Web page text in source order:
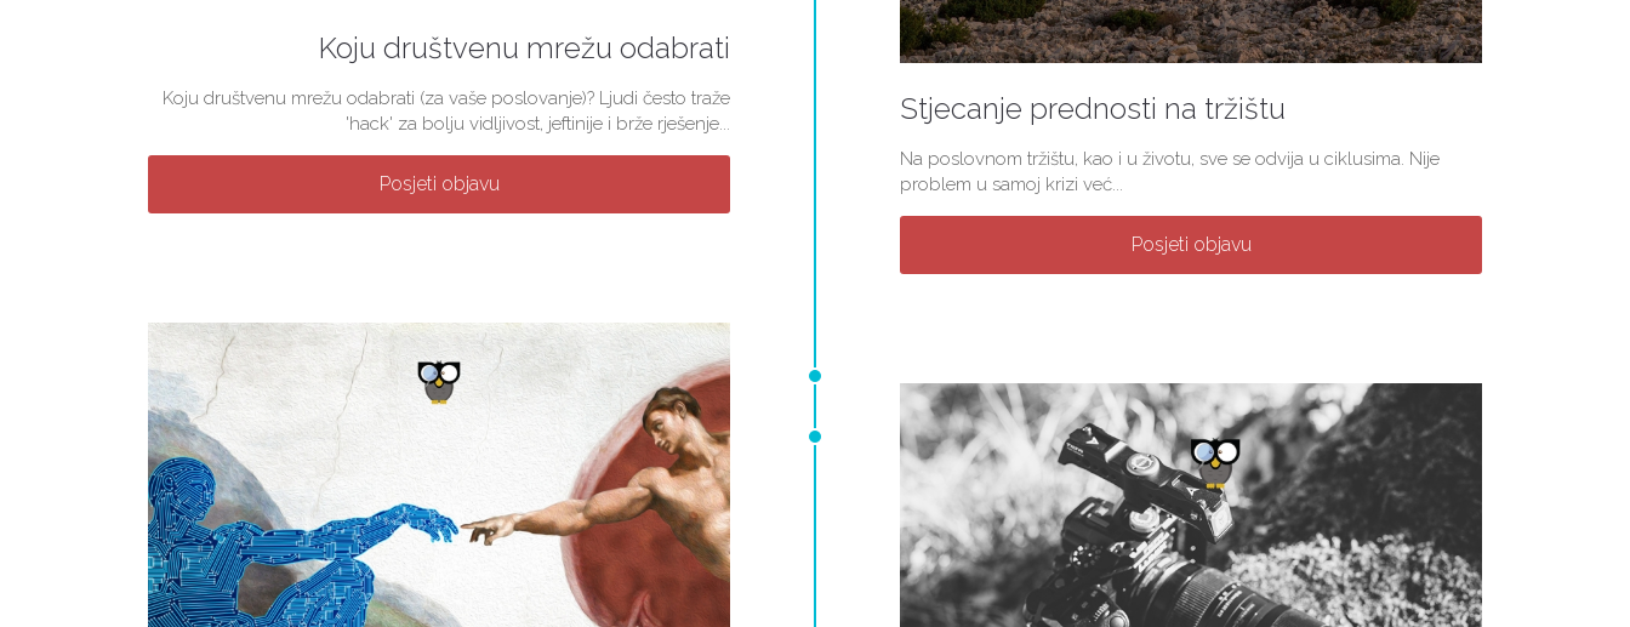
Koju društvenu mrežu odabrati
Koju društvenu mrežu odabrati (za vaše poslovanje)? Ljudi često traže
'hack' za bolju vidljivost, jeftinije i brže rješenje...
Posjeti objavu
Stjecanje prednosti na tržištu
Na poslovnom tržištu, kao i u životu, sve se odvija u ciklusima. Nije
problem u samoj krizi već...
Posjeti objavu